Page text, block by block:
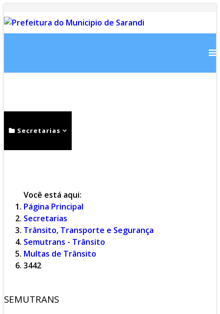
Secretarias
Você está aqui:
Página Principal
Secretarias
Trânsito, Transporte e Segurança
Semutrans - Trânsito
Multas de Trânsito
3442
SEMUTRANS